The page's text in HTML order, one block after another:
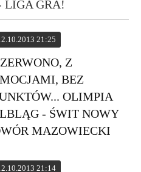
LIGA GRA!
21:25
Z
BEZ
OLIMPIA
- ŚWIT NOWY
MAZOWIECKI
21:14